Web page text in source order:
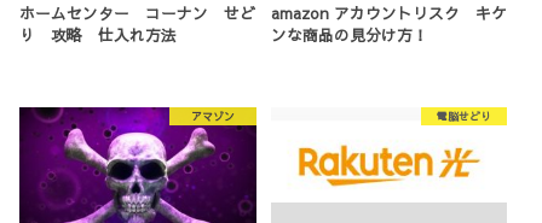
ホームセンター コーナン せど
り 攻略 仕入れ方法
amazon アカウントリスク キケ
ンな商品の見分け方！
アマゾン 電脳せどり